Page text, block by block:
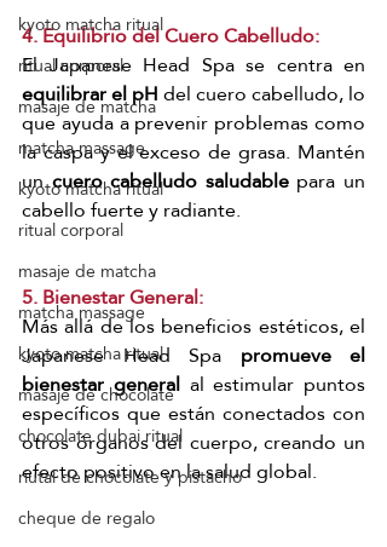
kyoto matcha ritual
ritual corporal
masaje de matcha
matcha massage
kyoto matcha ritual
ritual corporal
masaje de matcha
matcha massage
kyoto matcha ritual
masaje de chocolate
chocolate dubai ritual
riutal de chocolate y pistacho
cheque de regalo
4. Equilibrio del Cuero Cabelludo:
equilibrar el pH del cuero cabelludo, lo
que ayuda a prevenir problemas como
la caspa y el exceso de grasa. Mantén
un cuero cabelludo saludable para un
cabello fuerte y radiante.
5. Bienestar General:
Más allá de los beneficios estéticos, el
Japanese Head Spa promueve el
bienestar general al estimular puntos
específicos que están conectados con
otros órganos del cuerpo, creando un
efecto positivo en la salud global.